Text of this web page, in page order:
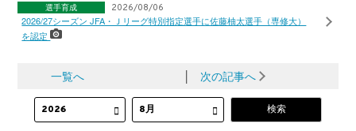
選手育成 2026/08/06
2026/27シーズン JFA・Ｊリーグ特別指定選手に佐藤柚太選手（専修大）
を認定
一覧へ │ 次の記事へ